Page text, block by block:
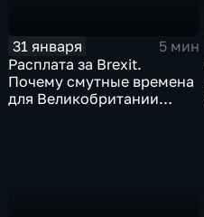
31 января
5 мин
Расплата за Brexit.
Почему смутные времена
для Великобритании